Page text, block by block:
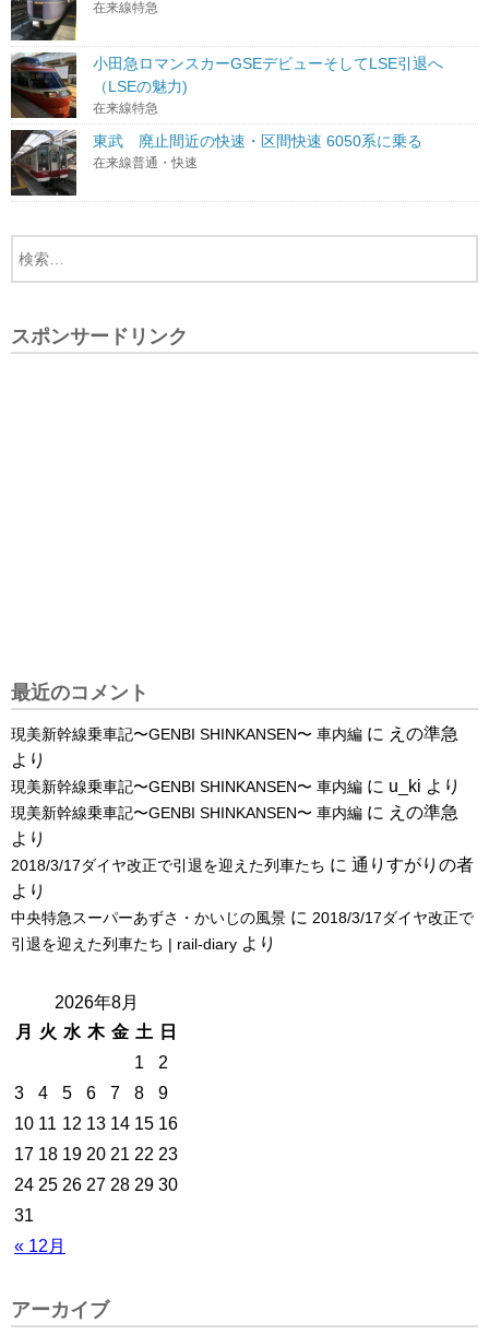
在来線特急
小田急ロマンスカーGSEデビューそしてLSE引退へ
（LSEの魅力)
在来線特急
東武 廃止間近の快速・区間快速 6050系に乗る
在来線普通・快速
スポンサードリンク
最近のコメント
現美新幹線乗車記〜GENBI SHINKANSEN〜 車内編 に えの準急
より
現美新幹線乗車記〜GENBI SHINKANSEN〜 車内編 に u_ki より
現美新幹線乗車記〜GENBI SHINKANSEN〜 車内編 に えの準急
より
2018/3/17ダイヤ改正で引退を迎えた列車たち に 通りすがりの者
より
中央特急スーパーあずさ・かいじの風景 に 2018/3/17ダイヤ改正で
引退を迎えた列車たち | rail-diary より
2026年8月
月
火 水 木 金 土 日
« 12月
1
2
3
4 5 6 7 8
9
10 11 12 13 14 15 16
17 18 19 20 21 22 23
24 25 26 27 28 29 30
31
アーカイブ